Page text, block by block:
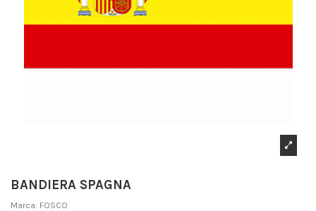
BANDIERA SPAGNA
Marca: FOSCO